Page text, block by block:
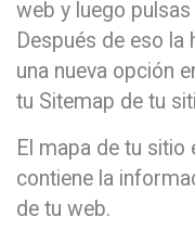
web y luego
Después de eso
una nueva opción
tu Sitemap de tu
El mapa de tu sitio
contiene la
de tu web.